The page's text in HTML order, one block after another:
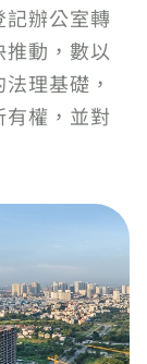
辦公室轉
動，數以
理基礎，
權，並對